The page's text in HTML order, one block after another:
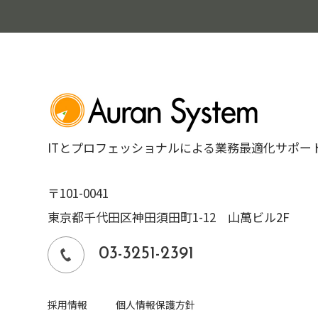
ITとプロフェッショナルによる業務最適化サポー
〒101-0041
東京都千代田区神田須田町1-12 山萬ビル2F
03-3251-2391
採用情報 個人情報保護方針